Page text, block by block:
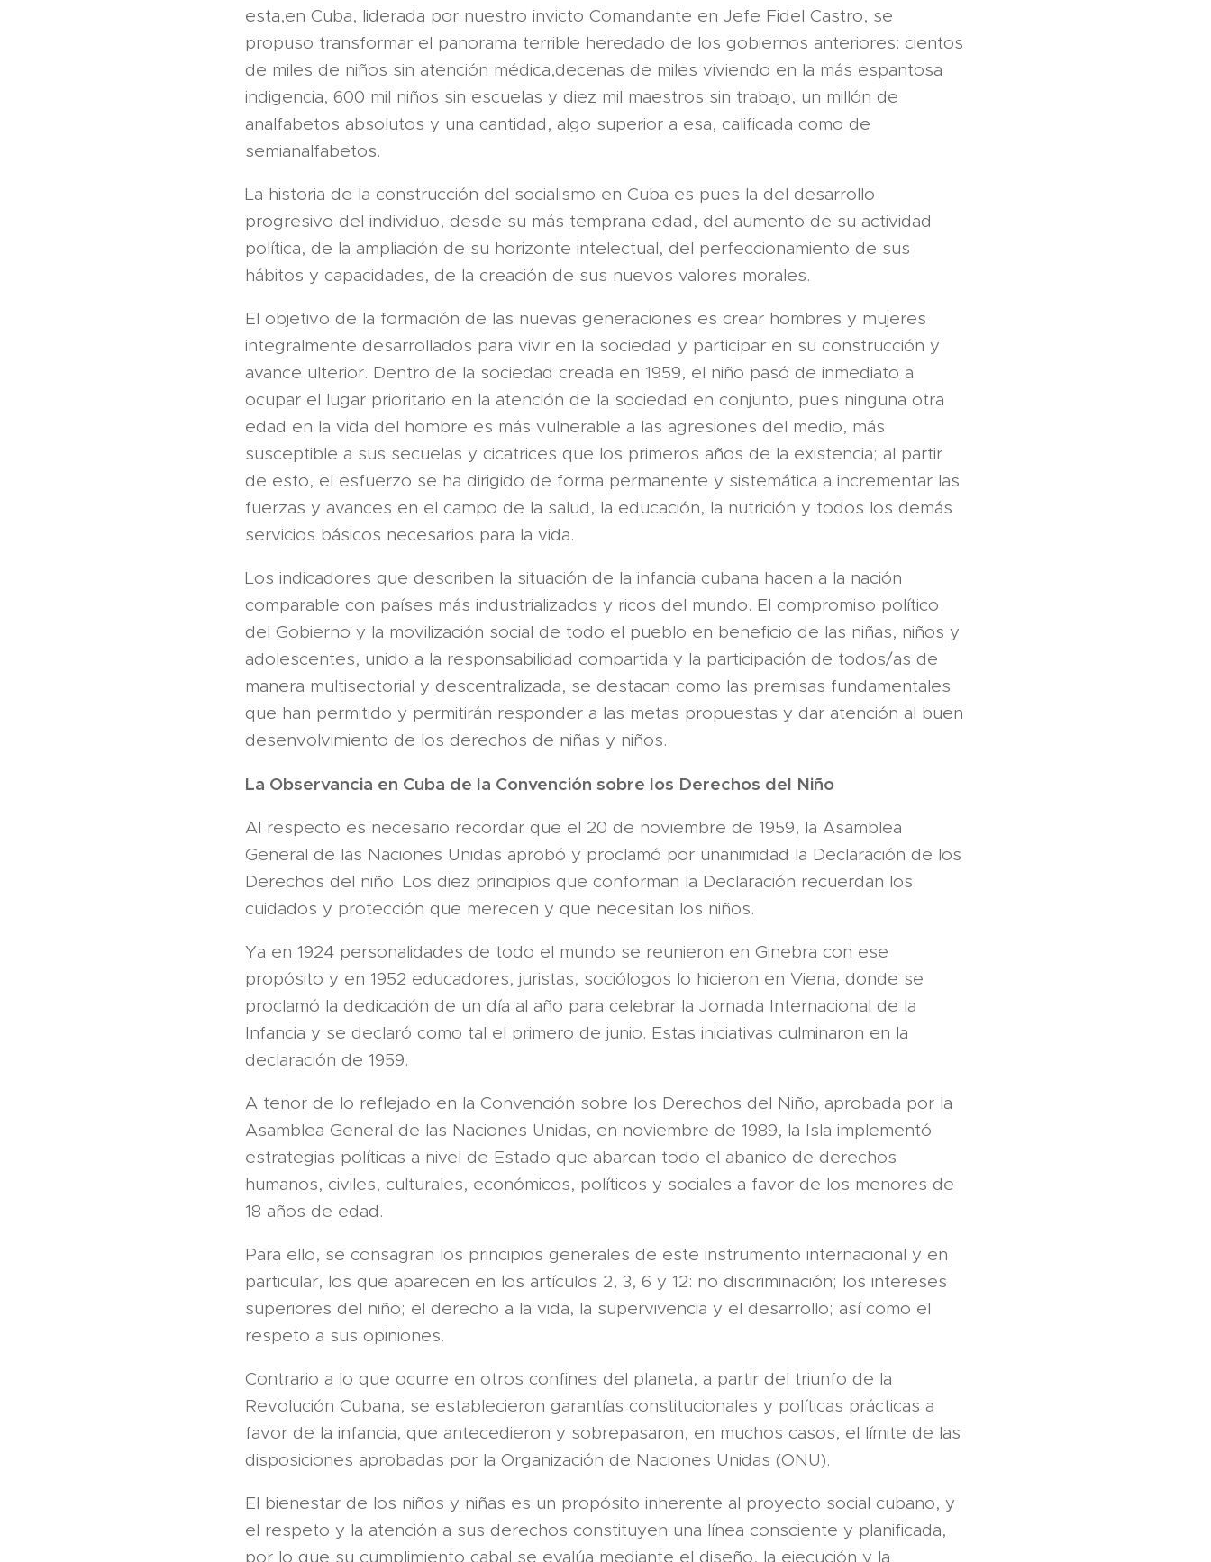
esta,en Cuba, liderada por nuestro invicto Comandante en Jefe Fidel Castro, se
propuso transformar el panorama terrible heredado de los gobiernos anteriores: cientos
de miles de niños sin atención médica,decenas de miles viviendo en la más espantosa
indigencia, 600 mil niños sin escuelas y diez mil maestros sin trabajo, un millón de
analfabetos absolutos y una cantidad, algo superior a esa, calificada como de
semianalfabetos.
La historia de la construcción del socialismo en Cuba es pues la del desarrollo
progresivo del individuo, desde su más temprana edad, del aumento de su actividad
política, de la ampliación de su horizonte intelectual, del perfeccionamiento de sus
hábitos y capacidades, de la creación de sus nuevos valores morales.
El objetivo de la formación de las nuevas generaciones es crear hombres y mujeres
integralmente desarrollados para vivir en la sociedad y participar en su construcción y
avance ulterior. Dentro de la sociedad creada en 1959, el niño pasó de inmediato a
ocupar el lugar prioritario en la atención de la sociedad en conjunto, pues ninguna otra
edad en la vida del hombre es más vulnerable a las agresiones del medio, más
susceptible a sus secuelas y cicatrices que los primeros años de la existencia; al partir
de esto, el esfuerzo se ha dirigido de forma permanente y sistemática a incrementar las
fuerzas y avances en el campo de la salud, la educación, la nutrición y todos los demás
servicios básicos necesarios para la vida.
Los indicadores que describen la situación de la infancia cubana hacen a la nación
comparable con países más industrializados y ricos del mundo. El compromiso político
del Gobierno y la movilización social de todo el pueblo en beneficio de las niñas, niños y
adolescentes, unido a la responsabilidad compartida y la participación de todos/as de
manera multisectorial y descentralizada, se destacan como las premisas fundamentales
que han permitido y permitirán responder a las metas propuestas y dar atención al buen
desenvolvimiento de los derechos de niñas y niños.
La Observancia en Cuba de la Convención sobre los Derechos del Niño
Al respecto es necesario recordar que el 20 de noviembre de 1959, la Asamblea
General de las Naciones Unidas aprobó y proclamó por unanimidad la Declaración de los
Derechos del niño. Los diez principios que conforman la Declaración recuerdan los
cuidados y protección que merecen y que necesitan los niños.
Ya en 1924 personalidades de todo el mundo se reunieron en Ginebra con ese
propósito y en 1952 educadores, juristas, sociólogos lo hicieron en Viena, donde se
proclamó la dedicación de un día al año para celebrar la Jornada Internacional de la
Infancia y se declaró como tal el primero de junio. Estas iniciativas culminaron en la
declaración de 1959.
A tenor de lo reflejado en la Convención sobre los Derechos del Niño, aprobada por la
Asamblea General de las Naciones Unidas, en noviembre de 1989, la Isla implementó
estrategias políticas a nivel de Estado que abarcan todo el abanico de derechos
humanos, civiles, culturales, económicos, políticos y sociales a favor de los menores de
18 años de edad.
Para ello, se consagran los principios generales de este instrumento internacional y en
particular, los que aparecen en los artículos 2, 3, 6 y 12: no discriminación; los intereses
superiores del niño; el derecho a la vida, la supervivencia y el desarrollo; así como el
respeto a sus opiniones.
Contrario a lo que ocurre en otros confines del planeta, a partir del triunfo de la
Revolución Cubana, se establecieron garantías constitucionales y políticas prácticas a
favor de la infancia, que antecedieron y sobrepasaron, en muchos casos, el límite de las
disposiciones aprobadas por la Organización de Naciones Unidas (ONU).
El bienestar de los niños y niñas es un propósito inherente al proyecto social cubano, y
el respeto y la atención a sus derechos constituyen una línea consciente y planificada,
por lo que su cumplimiento cabal se evalúa mediante el diseño, la ejecución y la